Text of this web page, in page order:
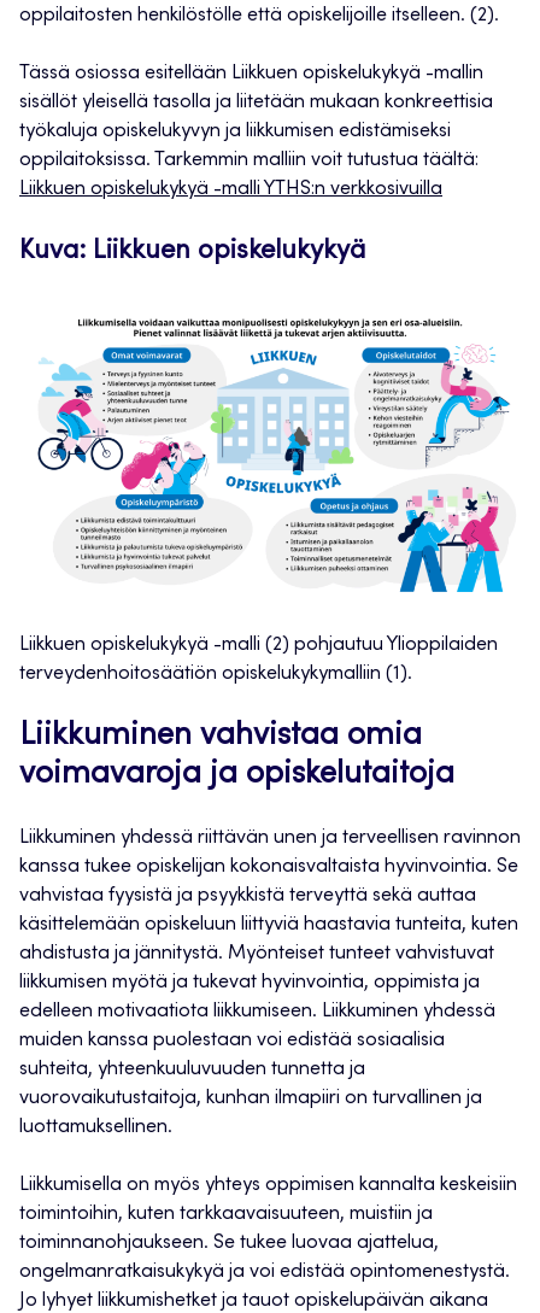
oppilaitosten henkilöstölle että opiskelijoille itselleen. (2).
Tässä osiossa esitellään Liikkuen opiskelukykyä -mallin
sisällöt yleisellä tasolla ja liitetään mukaan konkreettisia
työkaluja opiskelukyvyn ja liikkumisen edistämiseksi
oppilaitoksissa. Tarkemmin malliin voit tutustua täältä:
Liikkuen opiskelukykyä -malli YTHS:n verkkosivuilla
Kuva: Liikkuen opiskelukykyä
Liikkuen opiskelukykyä -malli (2) pohjautuu Ylioppilaiden
terveydenhoitosäätiön opiskelukykymalliin (1).
Liikkuminen vahvistaa omia
voimavaroja ja opiskelutaitoja
Liikkuminen yhdessä riittävän unen ja terveellisen ravinnon
kanssa tukee opiskelijan kokonaisvaltaista hyvinvointia. Se
vahvistaa fyysistä ja psyykkistä terveyttä sekä auttaa
käsittelemään opiskeluun liittyviä haastavia tunteita, kuten
ahdistusta ja jännitystä. Myönteiset tunteet vahvistuvat
liikkumisen myötä ja tukevat hyvinvointia, oppimista ja
edelleen motivaatiota liikkumiseen. Liikkuminen yhdessä
muiden kanssa puolestaan voi edistää sosiaalisia
suhteita, yhteenkuuluvuuden tunnetta ja
vuorovaikutustaitoja, kunhan ilmapiiri on turvallinen ja
luottamuksellinen.
Liikkumisella on myös yhteys oppimisen kannalta keskeisiin
toimintoihin, kuten tarkkaavaisuuteen, muistiin ja
toiminnanohjaukseen. Se tukee luovaa ajattelua,
ongelmanratkaisukykyä ja voi edistää opintomenestystä.
Jo lyhyet liikkumishetket ja tauot opiskelupäivän aikana